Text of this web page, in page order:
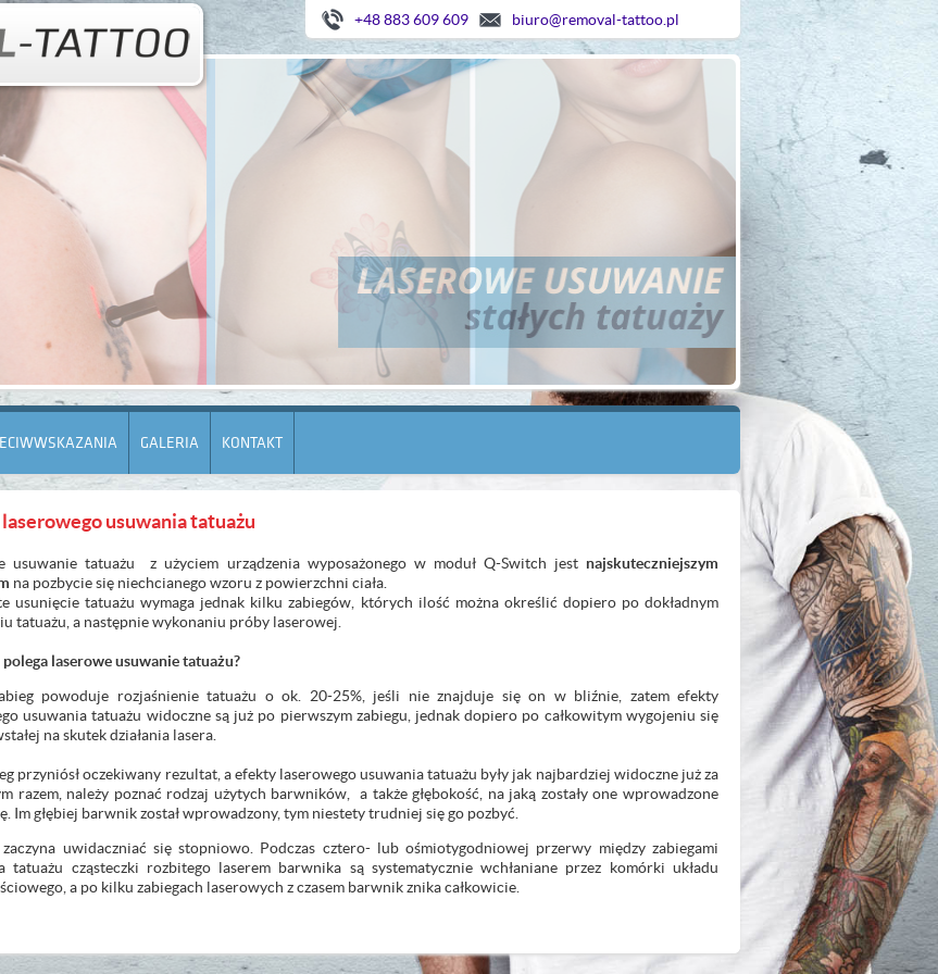
+48 883 609 609 biuro@removal-tattoo.pl
GALERIA KONTAKT
usuwania tatuażu
usuwanie tatuażu z użyciem urządzenia wyposażonego w moduł Q-Switch jest najskuteczniejszym
na pozbycie się niechcianego wzoru z powierzchni ciała.
usunięcie tatuażu wymaga jednak kilku zabiegów, których ilość można określić dopiero po dokładnym
tatuażu, a następnie wykonaniu próby laserowej.
polega laserowe usuwanie tatuażu?
powoduje rozjaśnienie tatuażu o ok. 20-25%, jeśli nie znajduje się on w bliźnie, zatem efekty
usuwania tatuażu widoczne są już po pierwszym zabiegu, jednak dopiero po całkowitym wygojeniu się
na skutek działania lasera.
przyniósł oczekiwany rezultat, a efekty laserowego usuwania tatuażu były jak najbardziej widoczne już za
razem, należy poznać rodzaj użytych barwników, a także głębokość, na jaką zostały one wprowadzone
Im głębiej barwnik został wprowadzony, tym niestety trudniej się go pozbyć.
zaczyna uwidaczniać się stopniowo. Podczas cztero- lub ośmiotygodniowej przerwy między zabiegami
tatuażu cząsteczki rozbitego laserem barwnika są systematycznie wchłaniane przez komórki układu
a po kilku zabiegach laserowych z czasem barwnik znika całkowicie.